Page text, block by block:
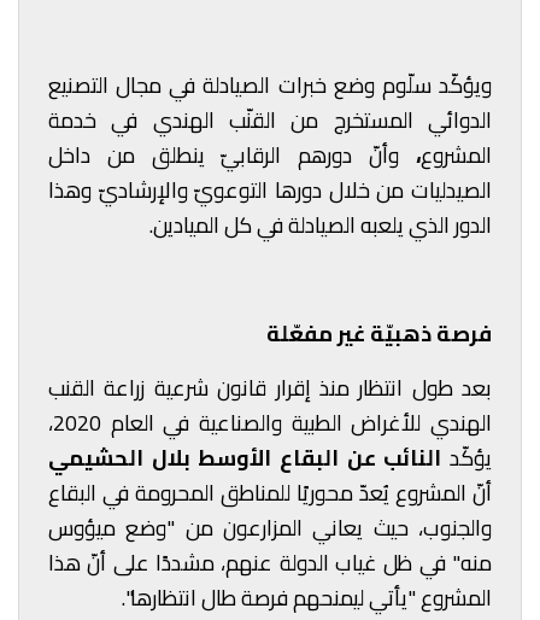
ويؤكّد سلّوم وضع خبرات الصيادلة في مجال التصنيع
الدوائي المستخرج من القنّب الهندي في خدمة
المشروع، وأنّ دورهم الرقابيّ ينطلق من داخل
الصيدليات من خلال دورها التوعويّ والإرشاديّ وهذا
الدور الذي يلعبه الصيادلة في كل الميادين.
فرصة ذهبيّة غير مفعّلة
بعد طول انتظار منذ إقرار قانون شرعية زراعة القنب
الهندي للأغراض الطبية والصناعية في العام 2020،
يؤكّد النائب عن البقاع الأوسط بلال الحشيمي
أنّ المشروع يُعدّ محوريًا للمناطق المحرومة في البقاع
والجنوب، حيث يعاني المزارعون من "وضع ميؤوس
منه" في ظل غياب الدولة عنهم، مشددًا على أنّ هذا
المشروع "يأتي ليمنحهم فرصة طال انتظارها".